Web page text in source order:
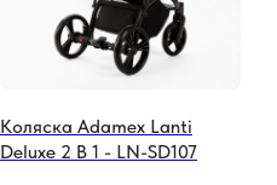
Коляска Adamex Lanti
Deluxe 2 В 1 - LN-SD107